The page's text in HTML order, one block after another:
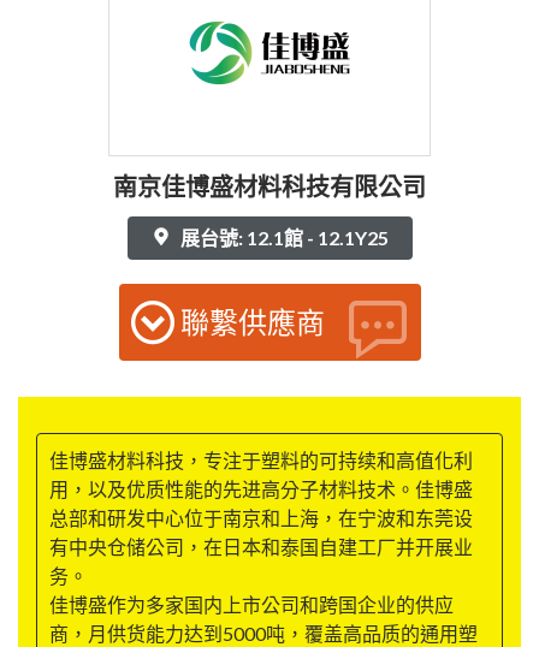
南京佳博盛材料科技有限公司
展台號: 12.1館 - 12.1Y25
聯繫供應商
佳博盛材料科技，专注于塑料的可持续和高值化利
用，以及优质性能的先进高分子材料技术。佳博盛
总部和研发中心位于南京和上海，在宁波和东莞设
有中央仓储公司，在日本和泰国自建工厂并开展业
务。
佳博盛作为多家国内上市公司和跨国企业的供应
商，月供货能力达到5000吨，覆盖高品质的通用塑